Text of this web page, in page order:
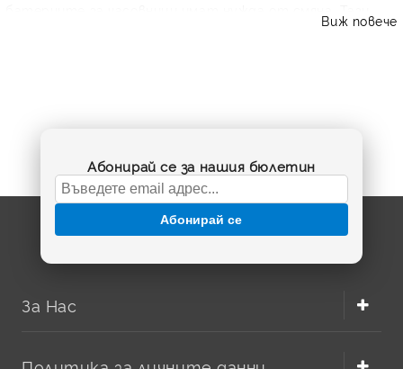
статия е за тези, които искат по възможно най-лесния,
Виж повече
Абонирай се за нашия бюлетин
Абонирай се
За Нас